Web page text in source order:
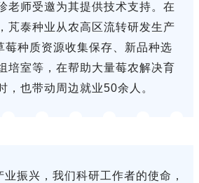
老师受邀为其提供技术支持。在
芃泰种业从农高区流转研发生产
莓种质资源收集保存、新品种选
培室等，在帮助大量莓农解决育
，也带动周边就业50余人。
业振兴，我们科研工作者的使命，